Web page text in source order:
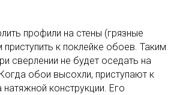
профили на стены (грязные
к поклейке обоев. Таким
сверлении не будет оседать на
обои высохли, приступают к
натяжной конструкции. Его